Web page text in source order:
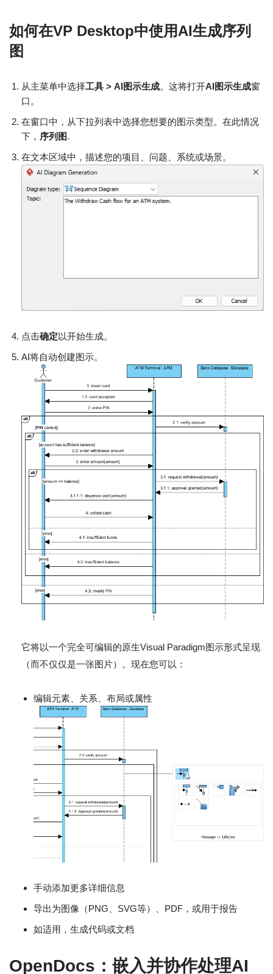
如何在VP Desktop中使用AI生成序列
图
从主菜单中选择工具 > AI图示生成。这将打开AI图示生成窗
口。
在窗口中，从下拉列表中选择您想要的图示类型。在此情况
下， 序列图.
在文本区域中，描述您的项目、问题、系统或场景。
点击确定以开始生成。
AI将自动创建图示。
它将以一个完全可编辑的原生Visual Paradigm图示形式呈现
（而不仅仅是一张图片）。现在您可以：
编辑元素、关系、布局或属性
手动添加更多详细信息
导出为图像（PNG、SVG等）、PDF，或用于报告
如适用，生成代码或文档
OpenDocs：嵌入并协作处理AI